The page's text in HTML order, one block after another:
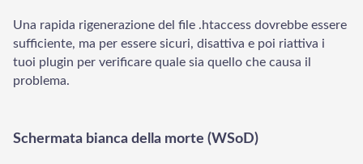
Una rapida rigenerazione del file .htaccess dovrebbe essere
sufficiente, ma per essere sicuri, disattiva e poi riattiva i
tuoi plugin per verificare quale sia quello che causa il
problema.
Schermata bianca della morte (WSoD)